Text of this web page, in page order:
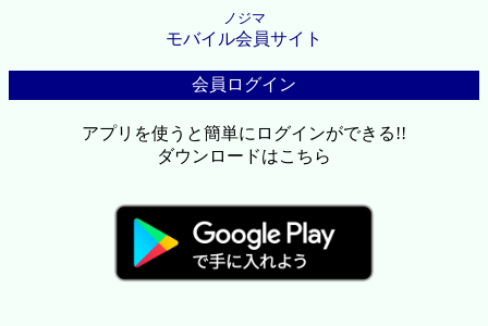
ノジマ
モバイル会員サイト
会員ログイン
アプリを使うと簡単にログインができる!!
ダウンロードはこちら